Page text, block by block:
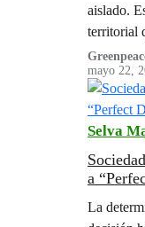
aislado.
territorial
extremas
empresas
hizo
Perfect
mayo 22,
Selva
a
La